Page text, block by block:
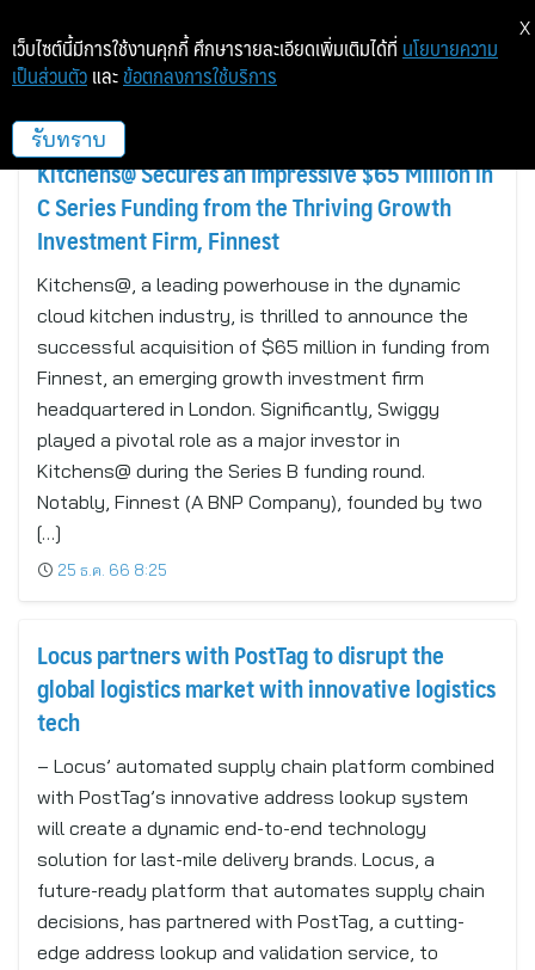
BANGALORE, INDIA AND LONDON
Kitchens@ Secures an Impressive $65 Million in
C Series Funding from the Thriving Growth
Investment Firm, Finnest
Kitchens@, a leading powerhouse in the dynamic
cloud kitchen industry, is thrilled to announce the
successful acquisition of $65 million in funding from
Finnest, an emerging growth investment firm
headquartered in London. Significantly, Swiggy
played a pivotal role as a major investor in
Kitchens@ during the Series B funding round.
Notably, Finnest (A BNP Company), founded by two
[…]
25 ธ.ค. 66 8:25
Locus partners with PostTag to disrupt the
global logistics market with innovative logistics
tech
– Locus’ automated supply chain platform combined
with PostTag’s innovative address lookup system
will create a dynamic end-to-end technology
solution for last-mile delivery brands. Locus, a
future-ready platform that automates supply chain
decisions, has partnered with PostTag, a cutting-
edge address lookup and validation service, to
เว็บไซต์นี้มีการใช้งานคุกกี้ ศึกษารายละเอียดเพิ่มเติมได้ที่ นโยบายความ
เป็นส่วนตัว และ ข้อตกลงการใช้บริการ
รับทราบ
X